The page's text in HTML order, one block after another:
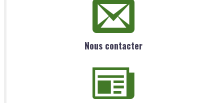
Nous contacter